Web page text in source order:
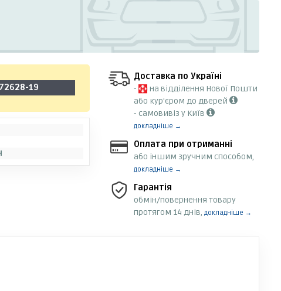
19
Доставка по Україні
-
на відділення Нової Пошти
або кур'єром до дверей
- самовивіз у Київ
докладніше →
Оплата при отриманні
або іншим зручним способом,
докладніше →
Гарантія
обмін/повернення товару
протягом 14 днів,докладніше →